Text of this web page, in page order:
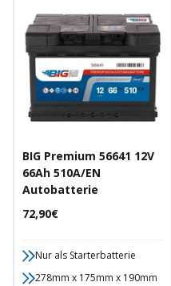
BIG Premium 56641 12V
66Ah 510A/EN
Autobatterie
Angebotspreis
72,90€
Nur als Starterbatterie
278mm x 175mm x 190mm